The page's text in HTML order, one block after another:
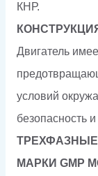
КНР.
Двигатель
условий
безопасность
МАРКИ GMP